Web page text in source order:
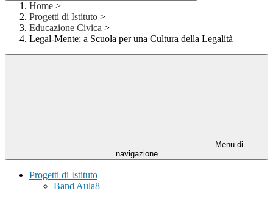
Home >
Progetti di Istituto >
Educazione Civica >
Legal-Mente: a Scuola per una Cultura della Legalità
Menu di
navigazione
Progetti di Istituto
Band Aula8